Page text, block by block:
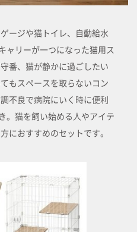
ージや猫トイレ、自動給水
ャリーが一つになった猫用ス
番、猫が静かに過ごしたい
もスペースを取らないコン
不良で病院にいく時に便利
。猫を飼い始める人やアイテ
におすすめのセットです。